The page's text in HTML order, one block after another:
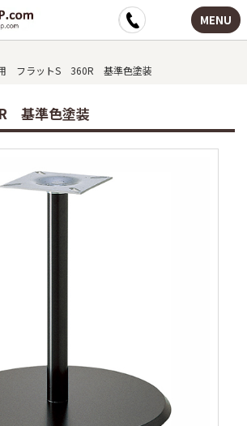
MENU
フラットS 360R 基準色塗装
基準色塗装